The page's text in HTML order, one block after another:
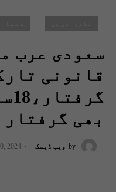
قانونی
بھی
by ویب ڈیسک 2024